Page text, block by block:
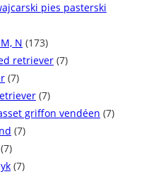
pies pasterski
M, N (173)
retriever (7)
(7)
(7)
griffon vendéen (7)
(7)
(7)
(7)